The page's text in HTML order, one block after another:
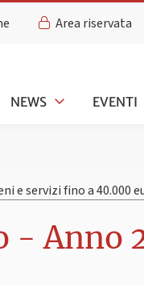
Area riservata
NEWS EVENTI
e servizi fino a 40.000
- Anno